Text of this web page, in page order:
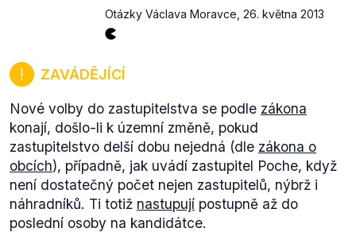
Poche také mluví o tom, že tuto změnu sociální
demokraté velmi kritizovali. Ze všech tří jednání
pořízen stenozáznam:
říjen
pdf. str. 12.
Projdeme-li tyto stenozáznamy , zjistíme, že
zastupitelé ČSSD svou kritiku na jednání fakticky
ani nepřednesli. Co se týká hlasování, tento návrh
nepodporovali, nicméně velmi kritizován tento návrh
při příležitosti jeho projednávání nebyl. Během tří
projednávání je dohledatelné pouze vystoupení
Otázky Václava Moravce 26. května 2013
ZAVÁDĚJÍCÍ
Nové volby do zastupitelstva se podle zákona
konají, došlo-li k územní změně, pokud
zastupitelstvo delší dobu nejedná (dle zákona o
obcích), případně, jak uvádí zastupitel Poche, když
není dostatečný počet nejen zastupitelů, nýbrž i
náhradníků. Ti totiž nastupují postupně až do
poslední osoby na kandidátce.